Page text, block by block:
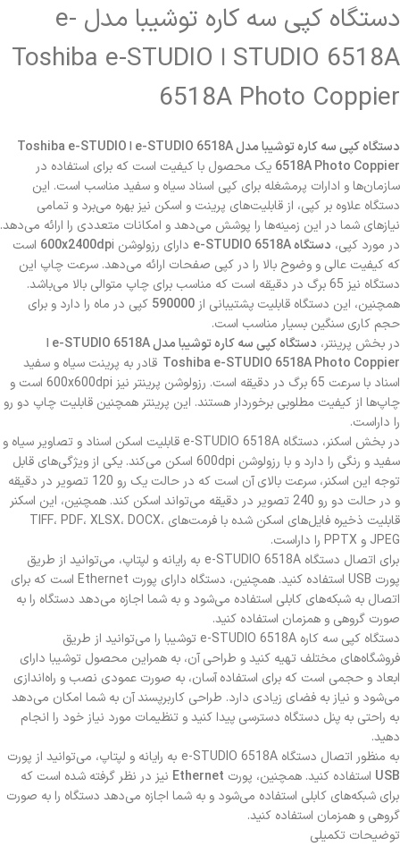
دستگاه کپی سه کاره توشیبا مدل e-
STUDIO 6518A ا Toshiba e-STUDIO
6518A Photo Coppier
دستگاه کپی سه کاره توشیبا مدل e-STUDIO 6518A ا Toshiba e-STUDIO
6518A Photo Coppier یک محصول با کیفیت است که برای استفاده در
سازمان‌ها و ادارات پرمشغله برای کپی اسناد سیاه و سفید مناسب است. این
دستگاه علاوه بر کپی، از قابلیت‌های پرینت و اسکن نیز بهره می‌برد و تمامی
نیازهای شما در این زمینه‌ها را پوشش می‌دهد و امکانات متعددی را ارائه می‌دهد.
در مورد کپی، دستگاه e-STUDIO 6518A دارای رزولوشن 600x2400dp i است
که کیفیت عالی و وضوح بالا را در کپی صفحات ارائه می‌دهد. سرعت چاپ این
دستگاه نیز 65 برگ در دقیقه است که مناسب برای چاپ متوالی بالا می‌باشد.
همچنین، این دستگاه قابلیت پشتیبانی از 590000 کپی در ماه را دارد و برای
حجم کاری سنگین بسیار مناسب است.
در بخش پرینتر،
دستگاه کپی سه کاره توشیبا مدل e-STUDIO 6518A ا
Toshiba e-STUDIO 6518A Photo Coppier قادر به پرینت سیاه و سفید
اسناد با سرعت 65 برگ در دقیقه است. رزولوشن پرینتر نیز 600x600dpi است و
چاپ‌ها از کیفیت مطلوبی برخوردار هستند. این پرینتر همچنین قابلیت چاپ دو رو
را داراست.
در بخش اسکنر، دستگاه e-STUDIO 6518A قابلیت اسکن اسناد و تصاویر سیاه و
سفید و رنگی را دارد و با رزولوشن 600dpi اسکن می‌کند. یکی از ویژگی‌های قابل
توجه این اسکنر، سرعت بالای آن است که در حالت یک رو 120 تصویر در دقیقه
و در حالت دو رو 240 تصویر در دقیقه می‌تواند اسکن کند. همچنین، این اسکنر
قابلیت ذخیره فایل‌های اسکن شده با فرمت‌های TIFF، PDF، XLSX، DOCX،
JPEG و PPTX را داراست.
برای اتصال دستگاه e-STUDIO 6518A به رایانه و لپتاپ، می‌توانید از طریق
پورت USB استفاده کنید. همچنین، دستگاه دارای پورت Ethernet است که برای
اتصال به شبکه‌های کابلی استفاده می‌شود و به شما اجازه می‌دهد دستگاه را به
صورت گروهی و همزمان استفاده کنید.
دستگاه کپی سه کاره e-STUDIO 6518A توشیبا را می‌توانید از طریق
فروشگاه‌های مختلف تهیه کنید و طراحی آن، به همراین محصول توشیبا دارای
ابعاد و حجمی است که برای استفاده آسان، به صورت عمودی نصب و راه‌اندازی
می‌شود و نیاز به فضای زیادی دارد. طراحی کاربرپسند آن به شما امکان می‌دهد
به راحتی به پنل دستگاه دسترسی پیدا کنید و تنظیمات مورد نیاز خود را انجام
دهید.
به منظور اتصال دستگاه e-STUDIO 6518A به رایانه و لپتاپ، می‌توانید از پورت
USB استفاده کنید. همچنین، پورت Ethernet نیز در نظر گرفته شده است که
برای شبکه‌های کابلی استفاده می‌شود و به شما اجازه می‌دهد دستگاه را به صورت
گروهی و همزمان استفاده کنید.
توضیحات تکمیلی